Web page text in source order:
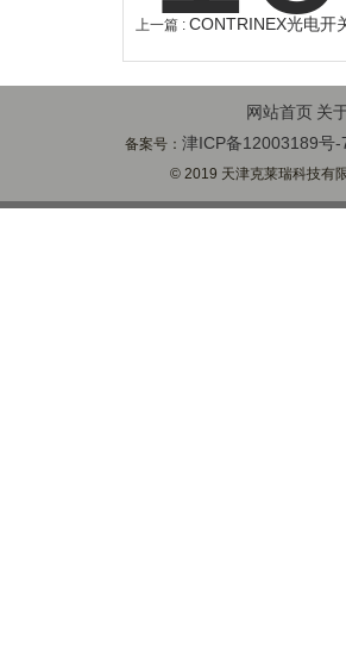
上一篇 : CONTRINEX光电开
网站首页 关
备案号：津ICP备12003189号-
© 2019 天津克莱瑞科技有